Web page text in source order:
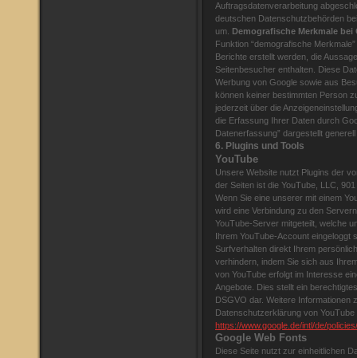
Auftragsdatenverarbeitung
deutschen Datenschutzbehörden
um. Demografische Merkmale
Funktion “demografische
Berichte erstellt werden, die
Seitenbesucher enthalten. Diese
Werbung von Google sowie aus
können keiner bestimmten Person
jederzeit über die
die Erfassung Ihrer Daten durch
Datenerfassung” dargestellt
6. Plugins und Tools
YouTube
Unsere Website nutzt Plugins der
der Seiten ist die YouTube, LLC,
Wenn Sie eine unserer mit einem
wird eine Verbindung zu den
YouTube-Server mitgeteilt, welche
Ihrem YouTube-Account eingeloggt
Surfverhalten direkt Ihrem
verhindern, indem Sie sich aus
von YouTube erfolgt im Interesse
Angebote. Dies stellt ein
DSGVO dar. Weitere Informationen
Datenschutzerklärung von YouTube
https://www.google.de/intl/de/
Google Web Fonts
Diese Seite nutzt zur einheitlichen